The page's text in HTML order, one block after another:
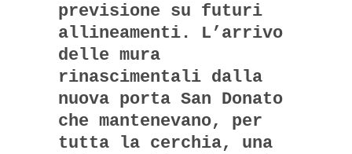
previsione su futuri
allineamenti. L’arrivo
delle mura
rinascimentali dalla
nuova porta San Donato
che mantenevano, per
tutta la cerchia, una